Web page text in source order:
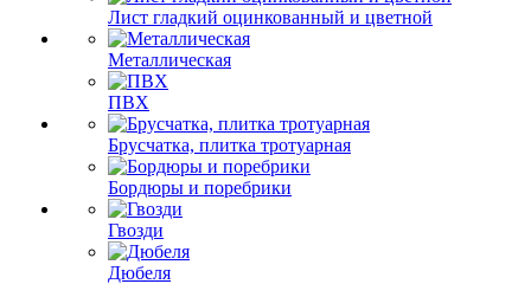
Лист гладкий оцинкованный и цветной
Металлическая
ПВХ
Брусчатка, плитка тротуарная
Бордюры и поребрики
Гвозди
Дюбеля